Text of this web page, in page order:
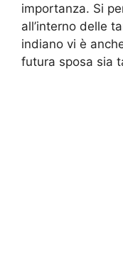
importanza. Si
all’interno delle
indiano vi è
futura sposa sia